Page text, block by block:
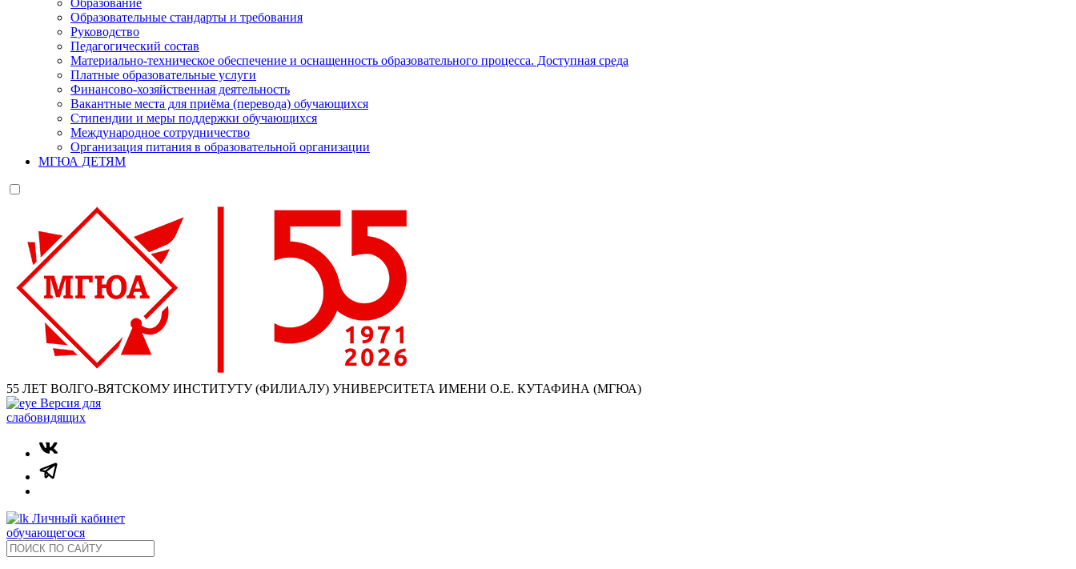
Образование
Образовательные стандарты и требования
Руководство
Педагогический состав
Материально-техническое обеспечение и оснащенность образовательного процесса. Доступная среда
Платные образовательные услуги
Финансово-хозяйственная деятельность
Вакантные места для приёма (перевода) обучающихся
Стипендии и меры поддержки обучающихся
Международное сотрудничество
Организация питания в образовательной организации
МГЮА ДЕТЯМ
55 ЛЕТ ВОЛГО-ВЯТСКОМУ ИНСТИТУТУ (ФИЛИАЛУ) УНИВЕРСИТЕТА ИМЕНИ О.Е. КУТАФИНА (МГЮА)
Версия для
слабовидящих
Личный кабинет
обучающегося